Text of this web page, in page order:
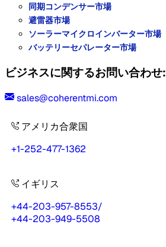
同期コンデンサー市場
避雷器市場
ソーラーマイクロインバーター市場
バッテリーセパレーター市場
ビジネスに関するお問い合わせ:
sales@coherentmi.com
アメリカ合衆国
+1-252-477-1362
イギリス
+44-203-957-8553/
+44-203-949-5508